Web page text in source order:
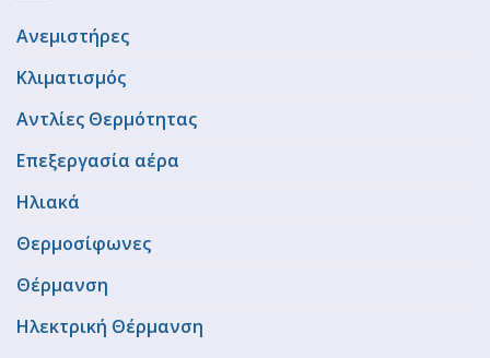
Ανεμιστήρες
Κλιματισμός
Αντλίες Θερμότητας
Επεξεργασία αέρα
Ηλιακά
Θερμοσίφωνες
Θέρμανση
Ηλεκτρική Θέρμανση